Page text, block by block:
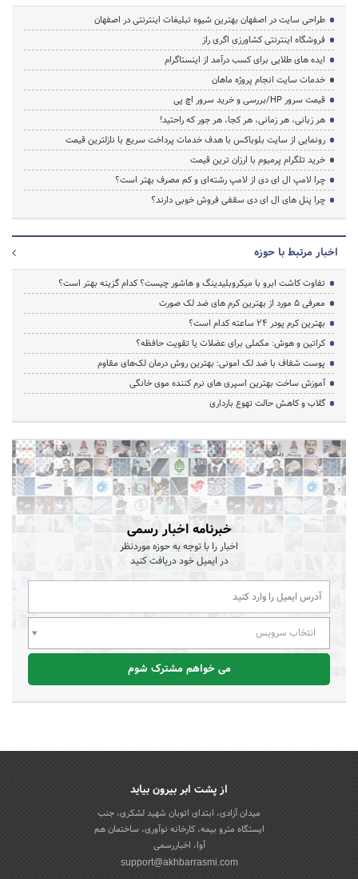
طراحی سایت در اصفهان بهترین شیوه تبلیغات اینترنتی در اصفهان
فروشگاه اینترنتی کشاورزی اگری راز
ایده های طلایی برای کسب درآمد از اینستاگرام
خدمات سایت انجام پروژه ماهان
قیمت سرور HP/بررسی و خرید سرور اچ پی
هر زبانی، هر زمانی، هر کجا، هر جور که راحتید!
رونمایی از سایت بلوباکس با هدف خدمات پرداخت سریع با نازلترین قیمت
خرید تلگرام پرمیوم با ارزان ترین قیمت
چرا لامپ ال ای دی از لامپ رشته‌ای و کم مصرف بهتر است؟
چرا پنل های ال ای دی سقفی فروش خوبی دارند؟
اخبار مرتبط با حوزه
تفاوت کاشت ابرو با میکروبلیدینگ و هاشور چیست؟ کدام گزینه بهتر است؟
معرفی 5 مورد از بهترین کرم های ضد لک صورت
بهترین کرم پودر 24 ساعته کدام است؟
کراتین و هوش: مکملی برای عضلات یا تقویت حافظه؟
پوست شفاف با ضد لک امونی: بهترین روش درمان لک‌های مقاوم
آموزش ساخت بهترین اسپری های نرم‌ کننده موی خانگی
گلاب و کاهش حالت تهوع بارداری
خبرنامه اخبار رسمی
اخبار را با توجه به حوزه موردنظر
در ایمیل خود دریافت کنید
انتخاب سرویس
می خواهم مشترک شوم
از پشت ابر بیرون بیاید
میدان آزادی، ابتدای اتوبان شهید لشکری، جنب
ایستگاه مترو بیمه، کارخانه نوآوری، ساختمان هم
آوا، اخباررسمی
support@akhbarrasmi.com